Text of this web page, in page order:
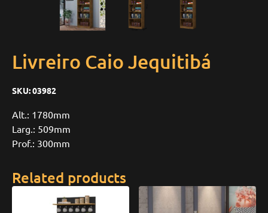
Livreiro Caio Jequitibá
SKU:03982
Alt.: 1780mm
Larg.: 509mm
Prof.: 300mm
Related products